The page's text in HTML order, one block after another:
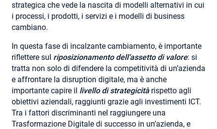
strategica che vede la nascita di modelli alternativi in cui
i processi, i prodotti, i servizi e i modelli di business
cambiano.
In questa fase di incalzante cambiamento, è importante
riflettere sul riposizionamento dell’assetto di valore: si
tratta non solo di difendere la competitività di un’azienda
e affrontare la disruption digitale, ma è anche
importante capire il livello di strategicitàrispetto agli
obiettivi aziendali, raggiunti grazie agli investimenti ICT.
Tra i fattori discriminanti nel raggiungere una
Trasformazione Digitale di successo in un’azienda, e